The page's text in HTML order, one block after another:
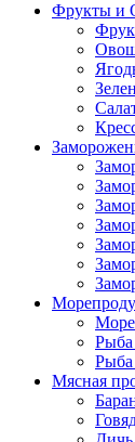
Фрукты и
Рыба
Мясная